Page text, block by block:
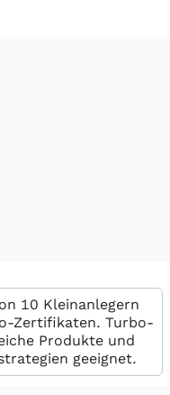
10 Kleinanlegern
Zertifikaten. Turbo-
Produkte und
geeignet.